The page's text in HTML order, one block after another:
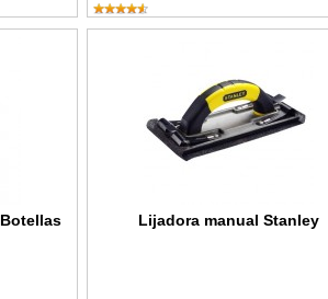
Gas Kapital
Lijadora manual Stanley